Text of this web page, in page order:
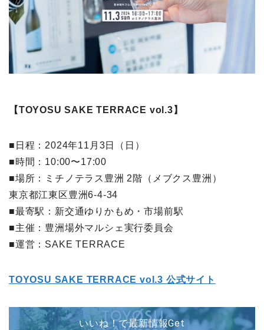
【TOYOSU SAKE TERRACE vol.3】
■日程：2024年11月3日（日）
■時間：10:00〜17:00
■場所：ミチノテラス豊洲 2階（メブクス豊洲）
東京都江東区豊洲6-4-34
■最寄駅：新交通ゆりかもめ・市場前駅
■主催：豊洲場外マルシェ実行委員会
■運営：SAKE TERRACE
TOYOSU SAKE TERRACE vol.3 公式サイト
いいね！で最新情報Get